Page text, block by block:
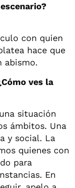
con quien
hace que
abismo.
ves la
situación
ámbitos. Una
y social. La
quienes con
para
En